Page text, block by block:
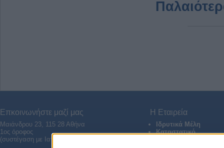
Επκοινωνήστε μαζί μας
Μαιάνδρου 23, 115 28 Αθήνα
1ος όροφος
(συστέγαση με Ιατρική Εταιρεία Αθηνών)
Η Εταιρεία
Ιδρυτικά Μέλη
Καταστατικό